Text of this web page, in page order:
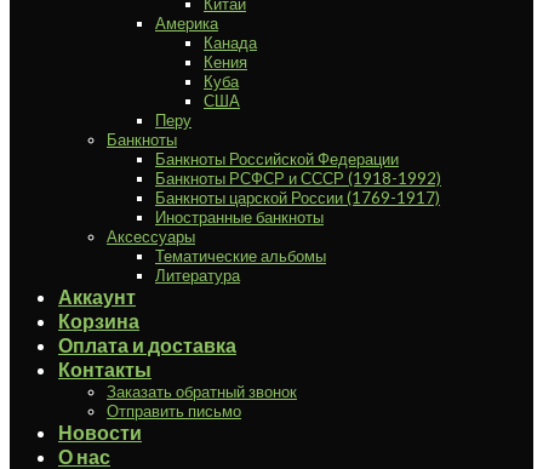
Америка
Канада
Кения
Куба
США
Перу
Банкноты
Банкноты Российской Федерации
Банкноты РСФСР и СССР (1918-1992)
Банкноты царской России (1769-1917)
Иностранные банкноты
Аксессуары
Тематические альбомы
Литература
Аккаунт
Корзина
Оплата и доставка
Контакты
Заказать обратный звонок
Отправить письмо
Новости
О нас